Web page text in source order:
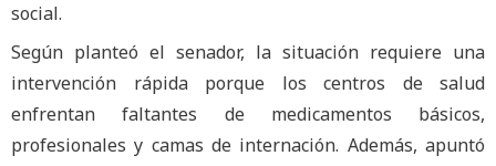
social.
Según planteó el senador, la situación requiere una
intervención rápida porque los centros de salud
enfrentan faltantes de medicamentos básicos,
profesionales y camas de internación. Además, apuntó